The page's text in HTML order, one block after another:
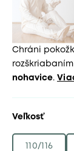
Chráni
nohavice.
Veľkosť
110/116